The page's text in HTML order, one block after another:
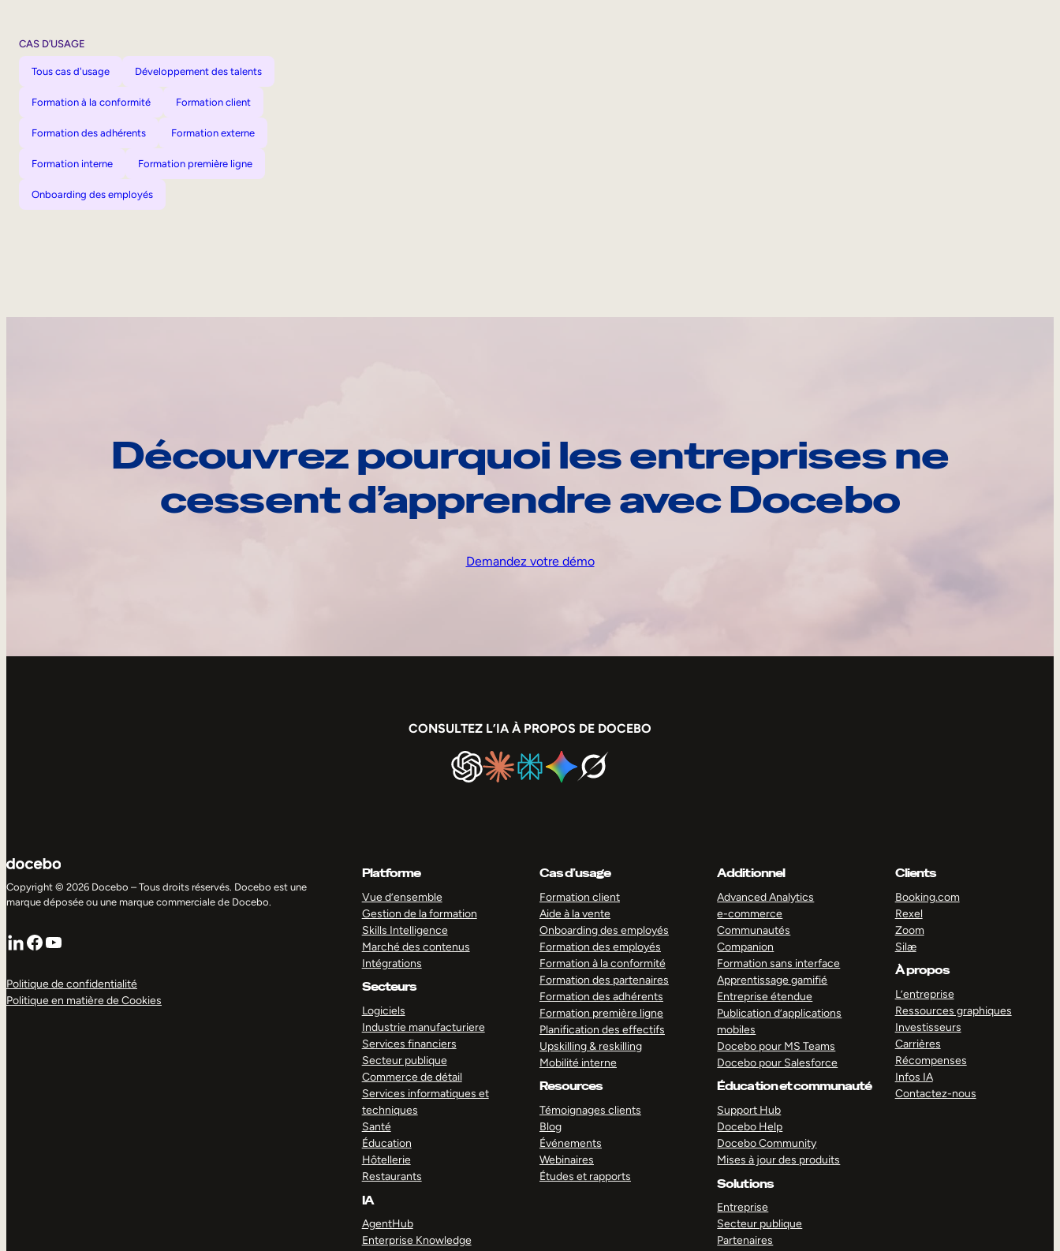
CAS D’USAGE
Tous cas d'usage Développement des talents
Formation à la conformité Formation client
Formation des adhérents Formation externe
Formation interne Formation première ligne
Onboarding des employés
Découvrez pourquoi les entreprises ne
cessent d’apprendre avec Docebo
Demandez votre démo
CONSULTEZ L’IA À PROPOS DE DOCEBO
Copyright © 2026 Docebo – Tous droits réservés. Docebo est une
marque déposée ou une marque commerciale de Docebo.
LinkedIn
Facebook
YouTube
Politique de confidentialité
Politique en matière de Cookies
Platforme
Vue d’ensemble
Gestion de la formation
Skills Intelligence
Marché des contenus
Intégrations
Secteurs
Logiciels
Industrie manufacturiere
Services financiers
Secteur publique
Commerce de détail
Services informatiques et
techniques
Santé
Éducation
Hôtellerie
Restaurants
IA
AgentHub
Enterprise Knowledge
Cas d’usage
Formation client
Aide à la vente
Onboarding des employés
Formation des employés
Formation à la conformité
Formation des partenaires
Formation des adhérents
Formation première ligne
Planification des effectifs
Upskilling & reskilling
Mobilité interne
Resources
Témoignages clients
Blog
Événements
Webinaires
Études et rapports
Additionnel
Advanced Analytics
e-commerce
Communautés
Companion
Formation sans interface
Apprentissage gamifié
Entreprise étendue
Publication d’applications
mobiles
Docebo pour MS Teams
Docebo pour Salesforce
Éducation et communauté
Support Hub
Docebo Help
Docebo Community
Mises à jour des produits
Solutions
Entreprise
Secteur publique
Partenaires
Clients
Booking.com
Rexel
Zoom
Silæ
À propos
L’entreprise
Ressources graphiques
Investisseurs
Carrières
Récompenses
Infos IA
Contactez-nous